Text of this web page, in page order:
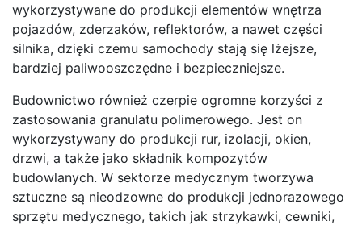
wykorzystywane do produkcji elementów wnętrza
pojazdów, zderzaków, reflektorów, a nawet części
silnika, dzięki czemu samochody stają się lżejsze,
bardziej paliwooszczędne i bezpieczniejsze.
Budownictwo również czerpie ogromne korzyści z
zastosowania granulatu polimerowego. Jest on
wykorzystywany do produkcji rur, izolacji, okien,
drzwi, a także jako składnik kompozytów
budowlanych. W sektorze medycznym tworzywa
sztuczne są nieodzowne do produkcji jednorazowego
sprzętu medycznego, takich jak strzykawki, cewniki,